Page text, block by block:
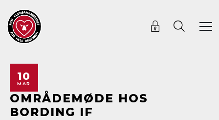
10
MAR
OMRÅDEMØDE HOS
BORDING IF